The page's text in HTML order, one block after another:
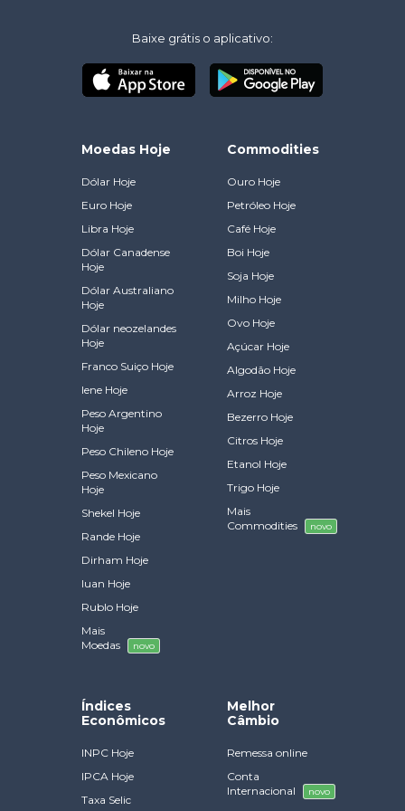
Baixe grátis o aplicativo:
Moedas Hoje
Dólar Hoje
Euro Hoje
Libra Hoje
Dólar Canadense
Hoje
Dólar Australiano
Hoje
Dólar neozelandes
Hoje
Franco Suiço Hoje
Iene Hoje
Peso Argentino
Hoje
Peso Chileno Hoje
Peso Mexicano
Hoje
Shekel Hoje
Rande Hoje
Dirham Hoje
Iuan Hoje
Rublo Hoje
Mais
Moedas
novo
Commodities
Ouro Hoje
Petróleo Hoje
Café Hoje
Boi Hoje
Soja Hoje
Milho Hoje
Ovo Hoje
Açúcar Hoje
Algodão Hoje
Arroz Hoje
Bezerro Hoje
Citros Hoje
Etanol Hoje
Trigo Hoje
Mais
Commodities
novo
Índices
Econômicos
INPC Hoje
IPCA Hoje
Taxa Selic
Melhor
Câmbio
Remessa online
Conta
Internacional
novo